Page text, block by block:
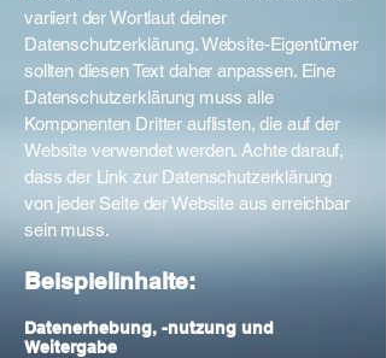
variiert der Wortlaut deiner
Datenschutzerklärung. Website-Eigentümer
sollten diesen Text daher anpassen. Eine
Datenschutzerklärung muss alle
Komponenten Dritter auflisten, die auf der
Website verwendet werden. Achte darauf,
dass der Link zur Datenschutzerklärung
von jeder Seite der Website aus erreichbar
sein muss.
Beispielinhalte:
Datenerhebung, -nutzung und
Weitergabe